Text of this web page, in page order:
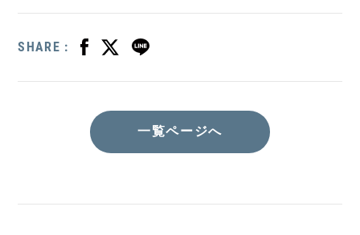
SHARE :
一覧ページへ